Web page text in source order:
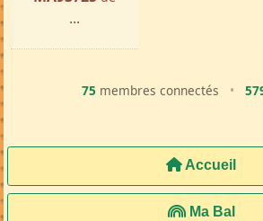
...
75 membres connectés •
Accueil
Ma Bal